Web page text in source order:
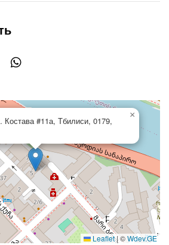
Костава #11а, Тбилиси, 0179,
×
Leaflet |©Wdev.GE